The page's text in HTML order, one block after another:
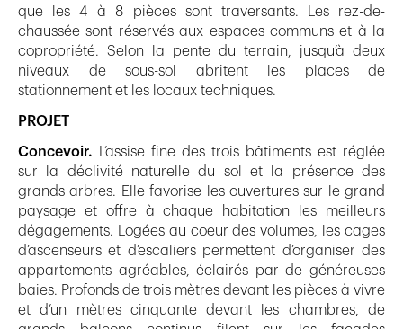
que les 4 à 8 pièces sont traversants. Les rez-de-
chaussée sont réservés aux espaces communs et à la
copropriété. Selon la pente du terrain, jusqu’à deux
niveaux de sous-sol abritent les places de
stationnement et les locaux techniques.
PROJET
Concevoir. L’assise fine des trois bâtiments est réglée
sur la déclivité naturelle du sol et la présence des
grands arbres. Elle favorise les ouvertures sur le grand
paysage et offre à chaque habitation les meilleurs
dégagements. Logées au coeur des volumes, les cages
d’ascenseurs et d’escaliers permettent d’organiser des
appartements agréables, éclairés par de généreuses
baies. Profonds de trois mètres devant les pièces à vivre
et d’un mètres cinquante devant les chambres, de